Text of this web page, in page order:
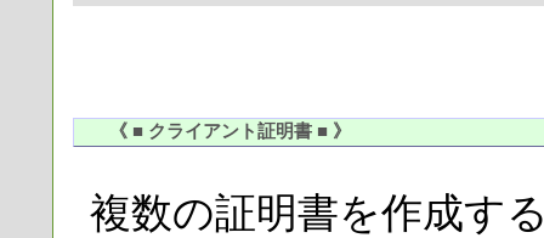
《 ■ クライアント証明書 ■ 》
複数の証明書を作成す